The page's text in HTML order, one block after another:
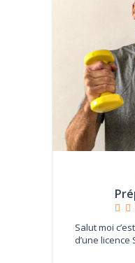
Salut moi
d’une licence